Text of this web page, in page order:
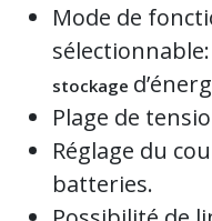
Mode de
sélectionnable:
stockage
Plage de
Réglage du
batteries.